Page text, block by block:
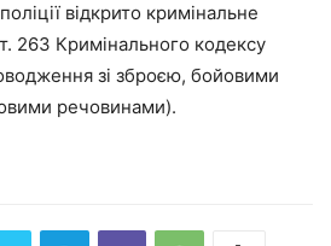
відкрито кримінальне
263 Кримінального кодексу
зі зброєю, бойовими
речовинами).